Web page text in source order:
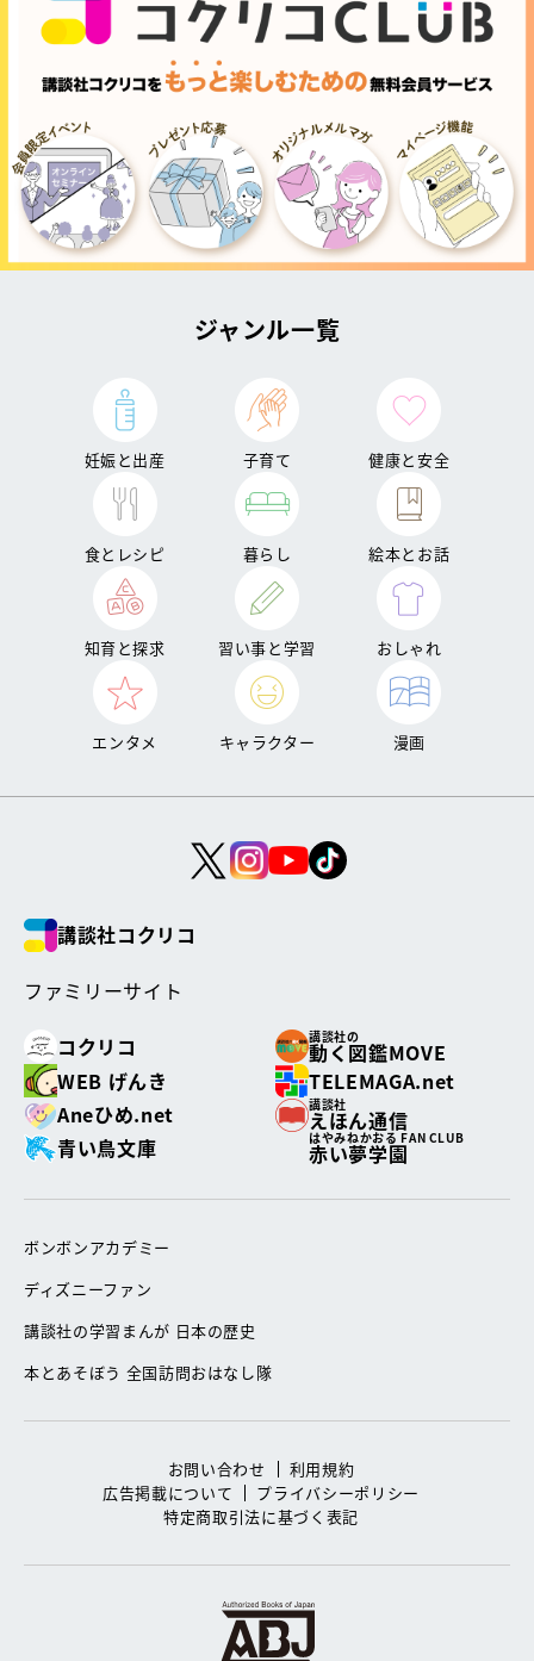
ジャンル一覧
妊娠と出産 子育て 健康と安全
食とレシピ 暮らし 絵本とお話
知育と探求 習い事と学習 おしゃれ
エンタメ キャラクター 漫画
講談社コクリコ
ファミリーサイト
コクリコ
講談社の
動く図鑑MOVE
WEB げんき
TELEMAGA.net
Aneひめ.net
講談社
えほん通信
青い鳥文庫
はやみねかおる FAN CLUB
赤い夢学園
ボンボンアカデミー
ディズニーファン
講談社の学習まんが 日本の歴史
本とあそぼう 全国訪問おはなし隊
お問い合わせ
利用規約
広告掲載について
プライバシーポリシー
特定商取引法に基づく表記